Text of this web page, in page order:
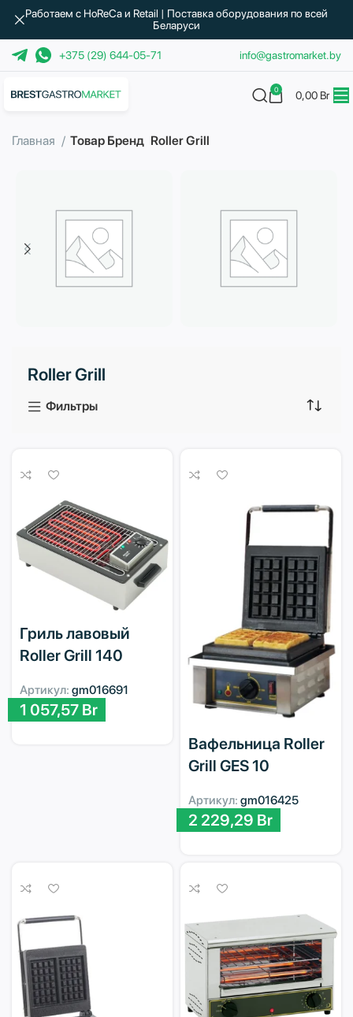
+375 (29) 644-05-71 info@gastromarket.by
0 0,00 Br
Главная Товар Бренд Roller Grill
3 продукта
Roller Grill
Фильтры
Гриль лавовый
Roller Grill 140
Артикул: gm016691
1 057,57 Br
Вафельница Roller
Grill GES 10
Артикул: gm016425
2 229,29 Br
Работаем с HoReCa и Retail | Поставка оборудования по всей
Беларуси